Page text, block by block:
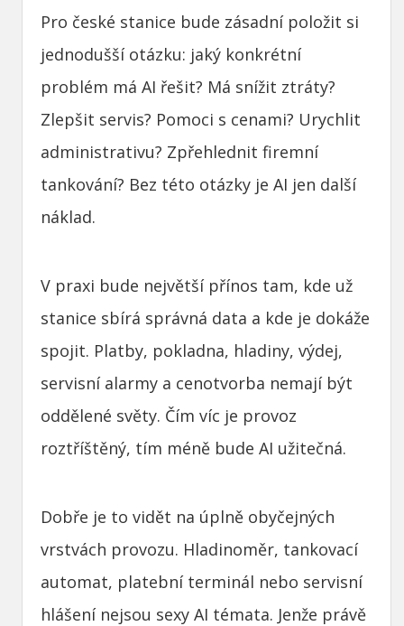
Pro české stanice bude zásadní položit si
jednodušší otázku: jaký konkrétní
problém má AI řešit? Má snížit ztráty?
Zlepšit servis? Pomoci s cenami? Urychlit
administrativu? Zpřehlednit firemní
tankování? Bez této otázky je AI jen další
náklad.
V praxi bude největší přínos tam, kde už
stanice sbírá správná data a kde je dokáže
spojit. Platby, pokladna, hladiny, výdej,
servisní alarmy a cenotvorba nemají být
oddělené světy. Čím víc je provoz
roztříštěný, tím méně bude AI užitečná.
Dobře je to vidět na úplně obyčejných
vrstvách provozu. Hladinoměr, tankovací
automat, platební terminál nebo servisní
hlášení nejsou sexy AI témata. Jenže právě